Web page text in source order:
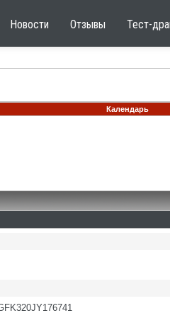
Новости Отзывы Тест-
Календарь